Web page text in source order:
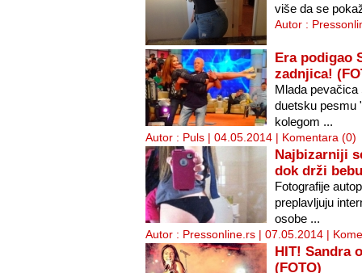
više da se
Autor :
Era podigao
zadnjica!
Mlada pevačica
duetsku pesmu
kolegom ...
Autor : Puls | 04.05.2014 | Komentara (0)
Najbizarniji
dok drži
Fotografije
preplavljuju
osobe ...
Autor : Pressonline.rs | 07.05.2014 |
HIT! Sandra
(FOTO)